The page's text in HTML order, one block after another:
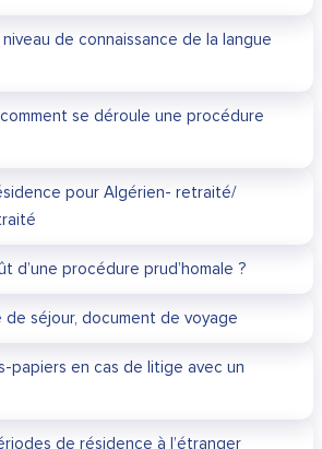
de connaissance de la langue
se déroule une procédure
pour Algérien- retraité/
d’une procédure prud’homale ?
séjour, document de voyage
papiers en cas de litige avec un
de résidence à l’étranger